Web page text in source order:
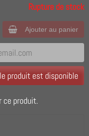
Rupture de stock
Ajouter au panier
produit est disponible
ce produit.